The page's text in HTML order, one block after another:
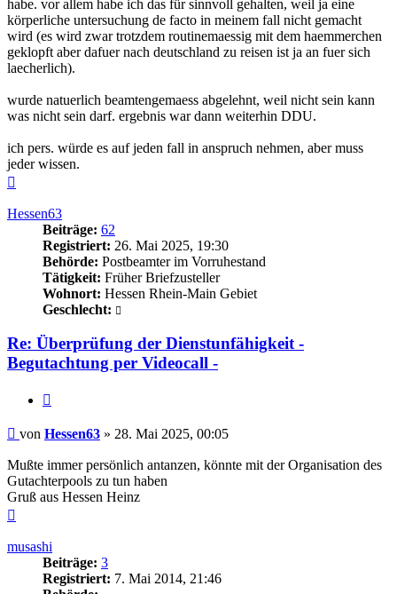
habe. vor allem habe ich das für sinnvoll gehalten, weil ja eine
körperliche untersuchung de facto in meinem fall nicht gemacht
wird (es wird zwar trotzdem routinemaessig mit dem haemmerchen
geklopft aber dafuer nach deutschland zu reisen ist ja an fuer sich
laecherlich).
wurde natuerlich beamtengemaess abgelehnt, weil nicht sein kann
was nicht sein darf. ergebnis war dann weiterhin DDU.
ich pers. würde es auf jeden fall in anspruch nehmen, aber muss
jeder wissen.
Hessen63
Beiträge: 62
Registriert: 26. Mai 2025, 19:30
Behörde: Postbeamter im Vorruhestand
Tätigkeit: Früher Briefzusteller
Wohnort: Hessen Rhein-Main Gebiet
Geschlecht:
Re: Überprüfung der Dienstunfähigkeit -
Begutachtung per Videocall -
Beitrag
von Hessen63 » 28. Mai 2025, 00:05
Mußte immer persönlich antanzen, könnte mit der Organisation des
Gutachterpools zu tun haben
Gruß aus Hessen Heinz
musashi
Beiträge: 3
Registriert: 7. Mai 2014, 21:46